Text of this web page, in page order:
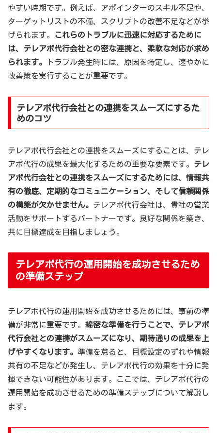
やすい時期です。例えば、アポインターのスキル不足や、
ターゲットリストの不備、スクリプトの改善不足などが挙
げられます。
これらのトラブルに迅速に対応するために
は、テレアポ代行会社との密な連携と、柔軟な対応が求め
られます。
トラブル発生時には、原因を特定し、速やかに
改善策を実行することが重要です。
テレアポ代行会社との連携をスムーズにするた
めのコツ
テレアポ代行会社との連携をスムーズにすることは、テレ
アポ代行の成果を最大化するための重要な要素です。 テレ
アポ代行会社との連携をスムーズにするためには、情報共
有の徹底、定期的なコミュニケーション、そして信頼関係
の構築が欠かせません。 テレアポ代行会社は、貴社の営業
活動をサポートするパートナーです。良好な関係を築き、
共に目標達成を目指しましょう。
テレアポ代行の運用開始を成功させるため
の準備ステップ
テレアポ代行の運用開始を成功させるためには、事前の準
備が非常に重要です。 綿密な準備を行うことで、テレアポ
代行会社との連携がスムーズになり、期待通りの成果を上
げやすくなります。 準備を怠ると、目標設定のずれや情報
共有の不足などが発生し、テレアポ代行の効果を十分に発
揮できない可能性があります。ここでは、テレアポ代行の
運用開始を成功させるための準備ステップについて解説し
ます。